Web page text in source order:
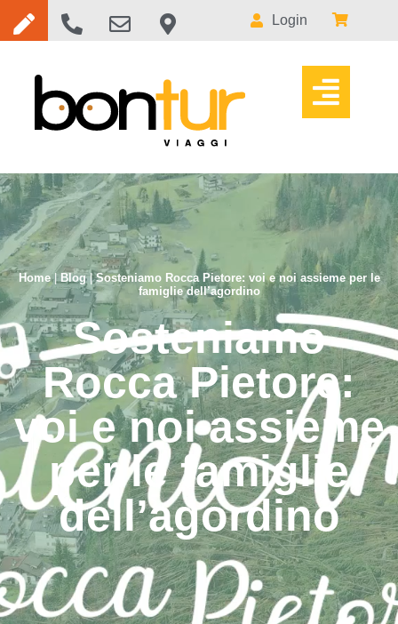
Login
Home|Blog|Sosteniamo Rocca Pietore: voi e noi assieme per le
famiglie dell’agordino
Sosteniamo
Rocca Pietore:
voi e noi assieme
per le famiglie
dell’agordino